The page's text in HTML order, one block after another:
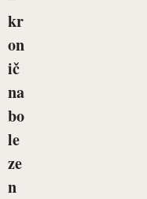
kr
on
ič
na
bo
le
ze
n